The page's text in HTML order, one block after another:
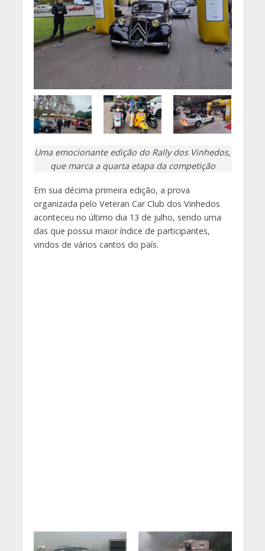
Uma emocionante edição do Rally dos Vinhedos,
que marca a quarta etapa da competição
Em sua décima primeira edição, a prova
organizada pelo Veteran Car Club dos Vinhedos
aconteceu no último dia 13 de julho, sendo uma
das que possui maior índice de participantes,
vindos de vários cantos do país.